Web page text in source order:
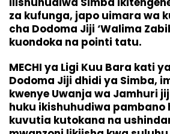
za kufunga, japo uimara wa
cha Dodoma Jiji ‘Walima
kuondoka na pointi tatu.
MECHI ya Ligi Kuu Bara kati
Dodoma Jiji dhidi ya Simba,
kwenye Uwanja wa Jamhuri
huku ikishuhudiwa pambano
kuvutia kutokana na